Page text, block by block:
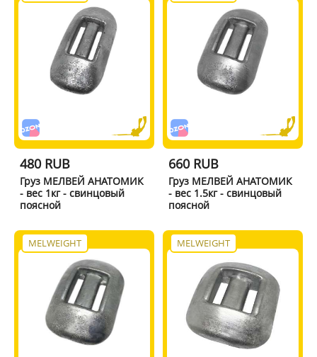
480 RUB
Груз МЕЛВЕЙ АНАТОМИК
- вес 1кг - свинцовый
поясной
660 RUB
Груз МЕЛВЕЙ АНАТОМИК
- вес 1.5кг - свинцовый
поясной
MELWEIGHT MELWEIGHT